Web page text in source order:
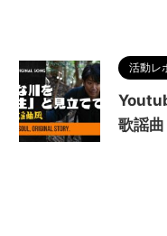
活動レ
歌謡曲